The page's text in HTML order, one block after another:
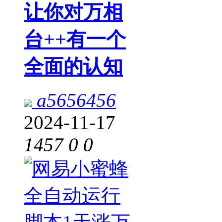
让你对万相
台++有一个
全面的认知
a5656456
2024-11-17
1457 0 0